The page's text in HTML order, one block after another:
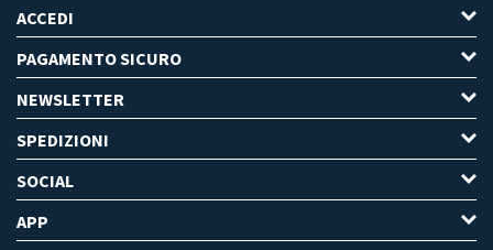
ACCEDI
PAGAMENTO SICURO
NEWSLETTER
SPEDIZIONI
SOCIAL
APP